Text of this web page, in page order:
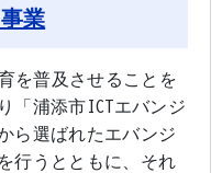
業
を普及させることを
「浦添市ICTエバンジ
ら選ばれたエバンジ
行うとともに、それ